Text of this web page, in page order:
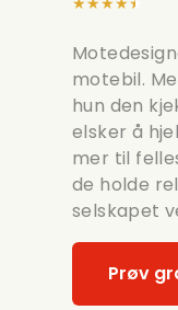
motebil.
hun den
elsker å
mer til
de holde
selskapet
Prøv